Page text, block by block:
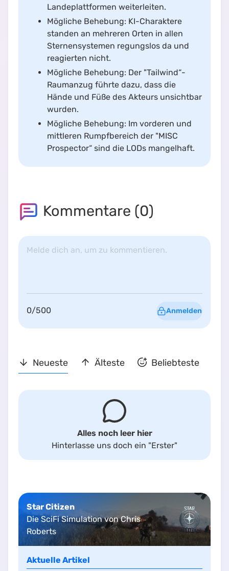
Landeplattformen weiterleiten.
Mögliche Behebung: KI-Charaktere
standen an mehreren Orten in allen
Sternensystemen regungslos da und
reagierten nicht.
Mögliche Behebung: Der "Tailwind“-
Raumanzug führte dazu, dass die
Hände und Füße des Akteurs unsichtbar
wurden.
Mögliche Behebung: Im vorderen und
mittleren Rumpfbereich der "MISC
Prospector“ sind die LODs mangelhaft.
Kommentare (0)
Melde dich an, um zu kommentieren.
0/500 Anmelden
Neueste Älteste Beliebteste
Alles noch leer hier
Hinterlasse uns doch ein "Erster"
Star Citizen
Die SciFi Simulation von Chris
Roberts
Aktuelle Artikel